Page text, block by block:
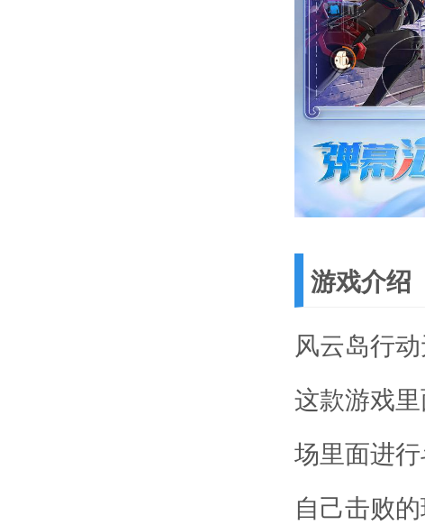
游戏介绍
风云岛行
这款游戏
场里面进
自己击败